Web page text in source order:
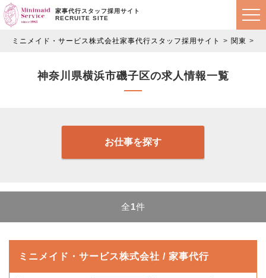
家事代行スタッフ採用サイト
RECRUITE SITE
ミニメイド・サービス株式会社家事代行スタッフ採用サイト 関東
神奈川県横浜市磯子区の求人情報一覧
お仕事を探す
全1件
ミニメイド・サービス株式会社 / 家事代行